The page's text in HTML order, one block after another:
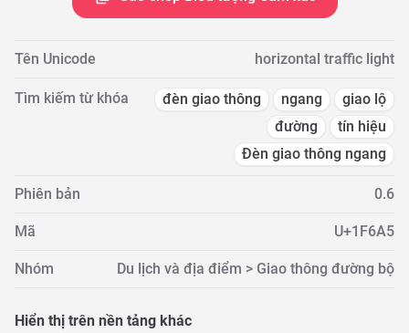
Tên Unicode horizontal traffic light
Tìm kiếm từ khóa đèn giao thông ngang
giao lộ
đường
tín hiệu
Đèn giao thông ngang
Phiên bản 0.6
Mã U+1F6A5
Nhóm Du lịch và địa điểm > Giao thông đường bộ
Hiển thị trên nền tảng khác